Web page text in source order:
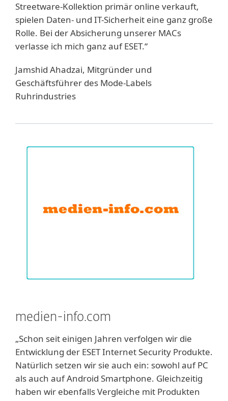
Streetware-Kollektion primär online verkauft,
spielen Daten- und IT-Sicherheit eine ganz große
Rolle. Bei der Absicherung unserer MACs
verlasse ich mich ganz auf ESET.“
Jamshid Ahadzai, Mitgründer und
Geschäftsführer des Mode-Labels
Ruhrindustries
medien-info.com
„Schon seit einigen Jahren verfolgen wir die
Entwicklung der ESET Internet Security Produkte.
Natürlich setzen wir sie auch ein: sowohl auf PC
als auch auf Android Smartphone. Gleichzeitig
haben wir ebenfalls Vergleiche mit Produkten